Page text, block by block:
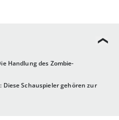
Handlung des Zombie-
Diese Schauspieler gehören zur